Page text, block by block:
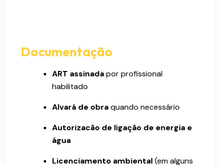
Documentação
ART assinadapor profissional
habilitado
Alvará de obraquando necessário
Autorizacão de ligação de energia e
água
Licenciamento ambiental(em alguns